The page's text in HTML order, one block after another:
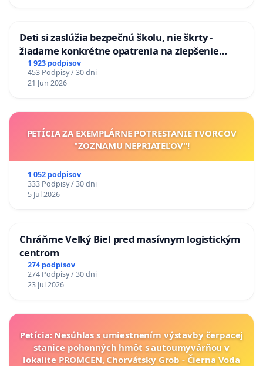
Deti si zaslúžia bezpečnú školu, nie škrty -
žiadame konkrétne opatrenia na zlepšenie
situácie v školstve
1 923 podpisov
453 Podpisy / 30 dni
21 Jun 2026
PETÍCIA ZA EXEMPLÁRNE POTRESTANIE TVORCOV
"ZOZNAMU NEPRIATEĽOV"!
1 052 podpisov
333 Podpisy / 30 dni
5 Jul 2026
Chráňme Veľký Biel pred masívnym logistickým
centrom
274 podpisov
274 Podpisy / 30 dni
23 Jul 2026
Petícia: Nesúhlas s umiestnením výstavby čerpacej
stanice pohonných hmôt s autoumyvárňou v
lokalite PROMCEN, Chorvátsky Grob - Čierna Voda